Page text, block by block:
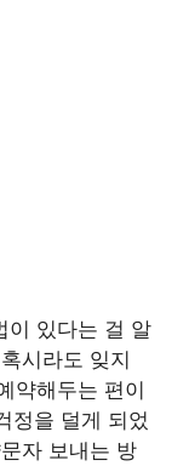
이 있다는 걸 알
시라도 잊지
약해두는 편이
정을 덜게 되었
자 보내는 방